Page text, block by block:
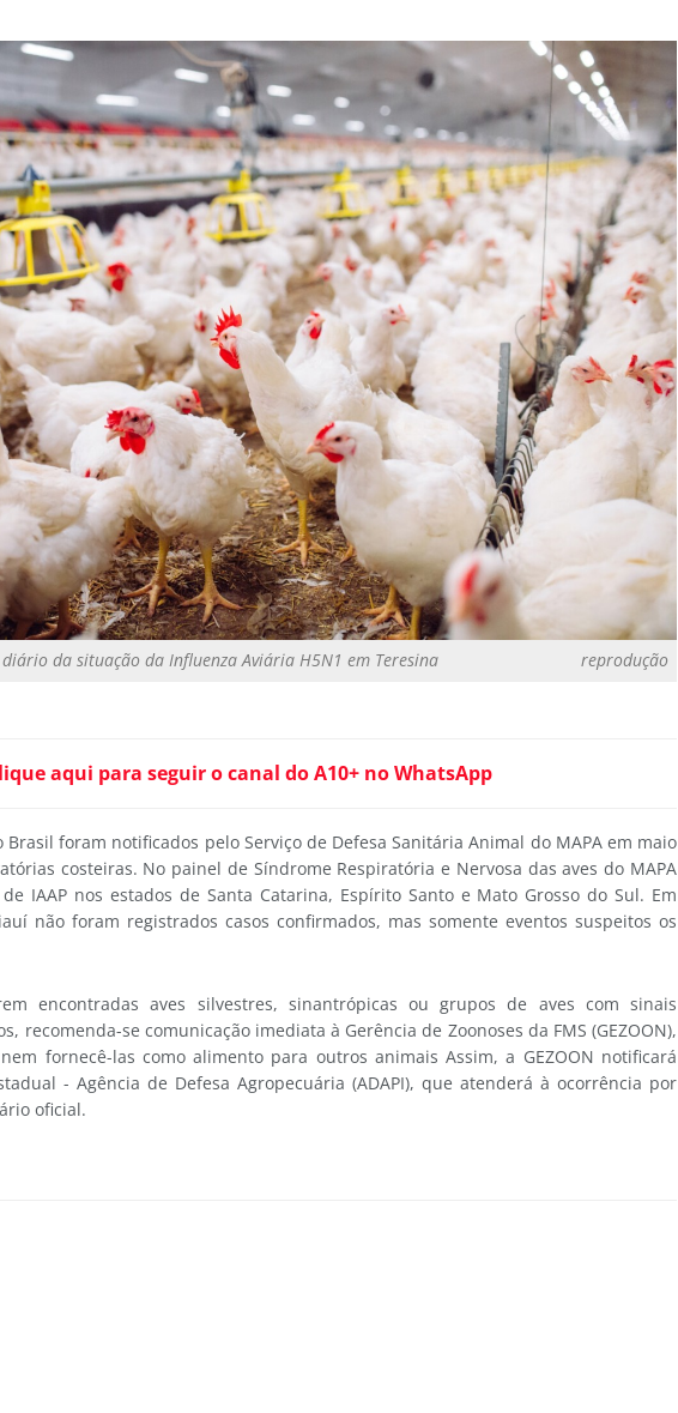
da situação da Influenza Aviária H5N1 em Teresina reprodução
aqui para seguir o canal do A10+ no WhatsApp
Brasil foram notificados pelo Serviço de Defesa Sanitária Animal do MAPA em maio
costeiras. No painel de Síndrome Respiratória e Nervosa das aves do MAPA
IAAP nos estados de Santa Catarina, Espírito Santo e Mato Grosso do Sul. Em
não foram registrados casos confirmados, mas somente eventos suspeitos os
encontradas aves silvestres, sinantrópicas ou grupos de aves com sinais
recomenda-se comunicação imediata à Gerência de Zoonoses da FMS (GEZOON),
fornecê-las como alimento para outros animais Assim, a GEZOON notificará
- Agência de Defesa Agropecuária (ADAPI), que atenderá à ocorrência por
oficial.